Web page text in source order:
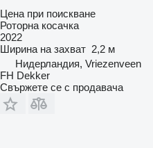
Цена при поискване
Роторна косачка
2022
Ширина на захват 2,2 м
Нидерландия, Vriezenveen
FH Dekker
Свържете се с продавача